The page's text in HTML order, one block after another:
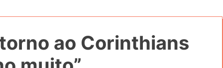
ao Corinthians